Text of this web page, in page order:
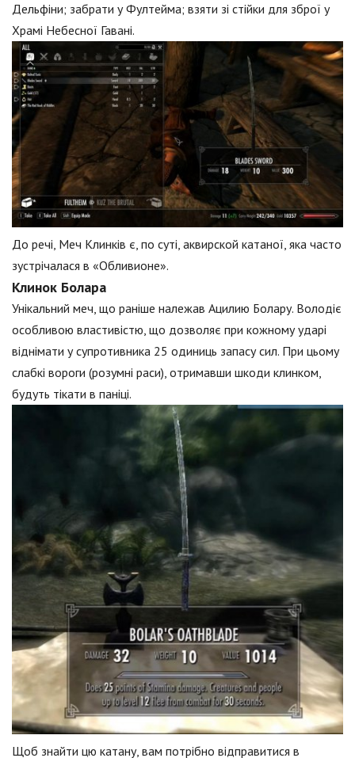
Дельфіни; забрати у Фултейма; взяти зі стійки для зброї у
Храмі Небесної Гавані.
До речі, Меч Клинків є, по суті, аквирской катаної, яка часто
зустрічалася в «Обливионе».
Клинок Болара
Унікальний меч, що раніше належав Ацилию Болару. Володіє
особливою властивістю, що дозволяє при кожному ударі
віднімати у супротивника 25 одиниць запасу сил. При цьому
слабкі вороги (розумні раси), отримавши шкоди клинком,
будуть тікати в паніці.
Щоб знайти цю катану, вам потрібно відправитися в